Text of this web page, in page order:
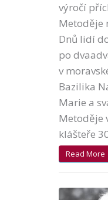
výročí
Metoděje
Dnů lidí
po
v
Bazilika
Marie a
Metoděje
klášteře
Read More